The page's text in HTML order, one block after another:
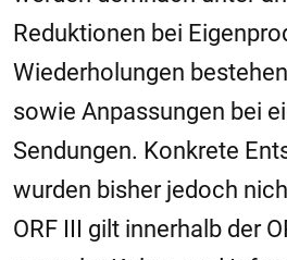
Reduktionen bei
Wiederholungen
sowie Anpassungen bei
Sendungen. Konkrete
wurden bisher jedoch
ORF III gilt innerhalb der